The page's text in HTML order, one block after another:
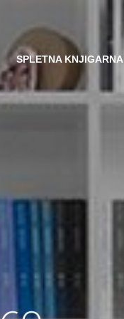
SPLETNA KNJIGARNA